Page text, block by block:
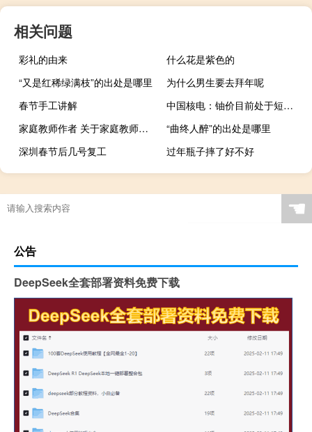
相关问题
彩礼的由来
什么花是紫色的
“又是红稀绿满枝”的出处是哪里
为什么男生要去拜年呢
春节手工讲解
中国核电：铀价目前处于短期波动状况
家庭教师作者 关于家庭教师作者的介绍
“曲终人醉”的出处是哪里
深圳春节后几号复工
过年瓶子摔了好不好
☚
公告
DeepSeek全套部署资料免费下载